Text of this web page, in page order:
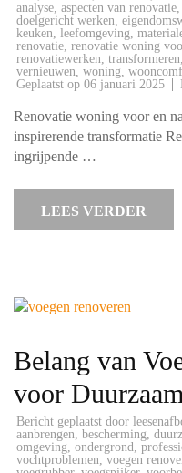
analyse aspecten van renovatie
doelgericht werken
keuken leefomgeving
renovatie renovatie woning
renovatiewerken transformeren
vernieuwen woning
Geplaatst op 06 januari 2025
Renovatie woning voor en
inspirerende transformatie
ingrijpende …
LEES VERDER
Belang van
voor
Bericht geplaatst door
aanbrengen, bescherming,
omgeving, ondergrond,
vochtproblemen, voegen